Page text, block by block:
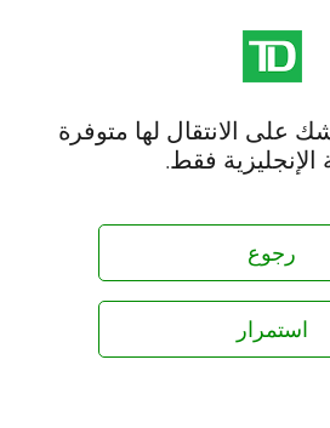
على الانتقال لها متوفرة
الإنجليزية فقط.
رجوع
استمرار